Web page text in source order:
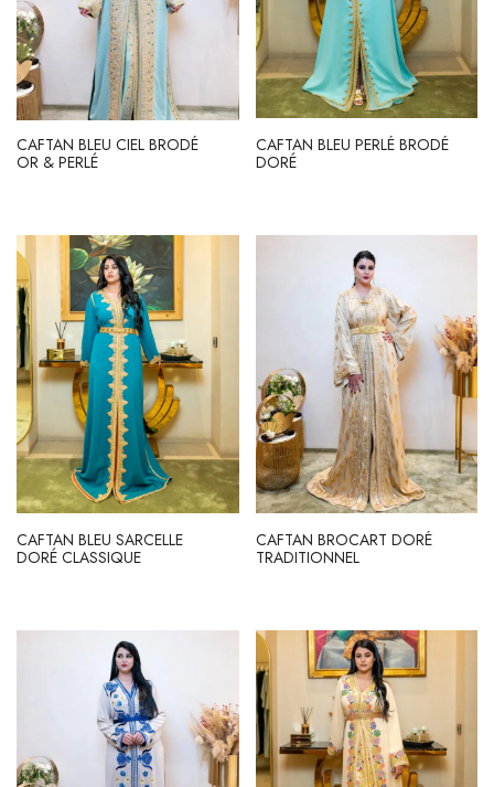
CAFTAN BLEU CIEL BRODÉ
OR & PERLÉ
CAFTAN BLEU PERLÉ BRODÉ
DORÉ
CAFTAN BLEU SARCELLE
DORÉ CLASSIQUE
CAFTAN BROCART DORÉ
TRADITIONNEL